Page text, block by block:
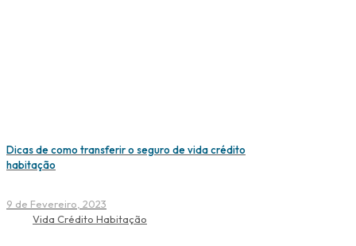
Dicas de como transferir o seguro de vida crédito
habitação
9 de Fevereiro, 2023
Vida Crédito Habitação